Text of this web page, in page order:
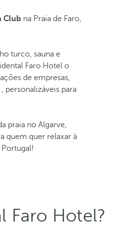
Club na Praia de Faro,
turco, sauna e
Faro Hotel o
de empresas,
, personalizáveis para
praia no Algarve,
quem quer relaxar à
Faro Hotel?